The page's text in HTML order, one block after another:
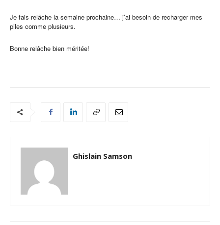
Je fais relâche la semaine prochaine… j’ai besoin de recharger mes
piles comme plusieurs.
Bonne relâche bien méritée!
Ghislain Samson